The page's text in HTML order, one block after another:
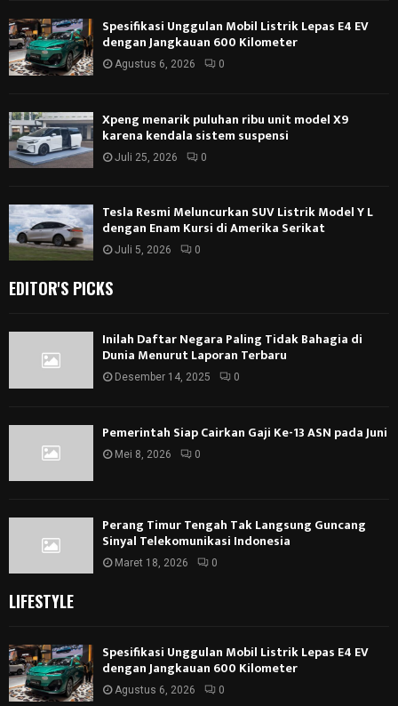
Spesifikasi Unggulan Mobil Listrik Lepas E4 EV
dengan Jangkauan 600 Kilometer
Agustus 6, 2026 0
Xpeng menarik puluhan ribu unit model X9
karena kendala sistem suspensi
Juli 25, 2026 0
Tesla Resmi Meluncurkan SUV Listrik Model Y L
dengan Enam Kursi di Amerika Serikat
Juli 5, 2026 0
EDITOR'S PICKS
Inilah Daftar Negara Paling Tidak Bahagia di
Dunia Menurut Laporan Terbaru
Desember 14, 2025 0
Pemerintah Siap Cairkan Gaji Ke-13 ASN pada Juni
Mei 8, 2026 0
Perang Timur Tengah Tak Langsung Guncang
Sinyal Telekomunikasi Indonesia
Maret 18, 2026 0
LIFESTYLE
Spesifikasi Unggulan Mobil Listrik Lepas E4 EV
dengan Jangkauan 600 Kilometer
Agustus 6, 2026 0